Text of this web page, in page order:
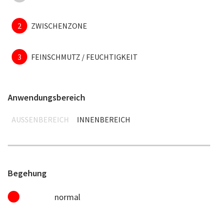
2 ZWISCHENZONE
3 FEINSCHMUTZ / FEUCHTIGKEIT
Anwendungsbereich
AUSSENBEREICH INNENBEREICH
Begehung
normal